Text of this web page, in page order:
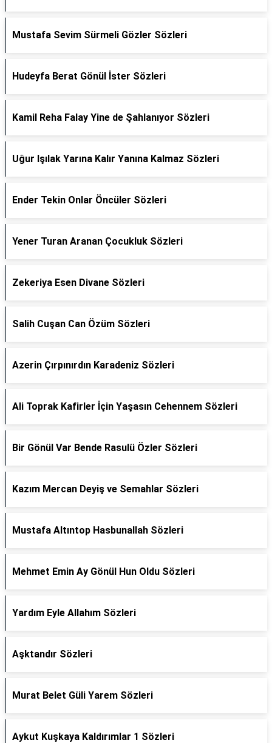
Mustafa Sevim Sürmeli Gözler Sözleri
Hudeyfa Berat Gönül İster Sözleri
Kamil Reha Falay Yine de Şahlanıyor Sözleri
Uğur Işılak Yarına Kalır Yanına Kalmaz Sözleri
Ender Tekin Onlar Öncüler Sözleri
Yener Turan Aranan Çocukluk Sözleri
Zekeriya Esen Divane Sözleri
Salih Cuşan Can Özüm Sözleri
Azerin Çırpınırdın Karadeniz Sözleri
Ali Toprak Kafirler İçin Yaşasın Cehennem Sözleri
Bir Gönül Var Bende Rasulü Özler Sözleri
Kazım Mercan Deyiş ve Semahlar Sözleri
Mustafa Altıntop Hasbunallah Sözleri
Mehmet Emin Ay Gönül Hun Oldu Sözleri
Yardım Eyle Allahım Sözleri
Aşktandır Sözleri
Murat Belet Güli Yarem Sözleri
Aykut Kuşkaya Kaldırımlar 1 Sözleri